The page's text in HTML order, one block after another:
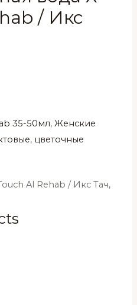
/ Икс
35-50мл,Женские
, цветочные
Al Rehab / Икс Тач,